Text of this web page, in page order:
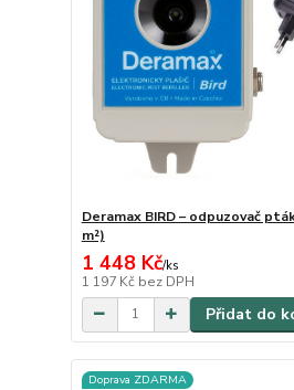
Deramax BIRD – odpuzovač
m²)
1 448 Kč/ks
1 197 Kč bez DPH
Přidat do
Doprava ZDARMA